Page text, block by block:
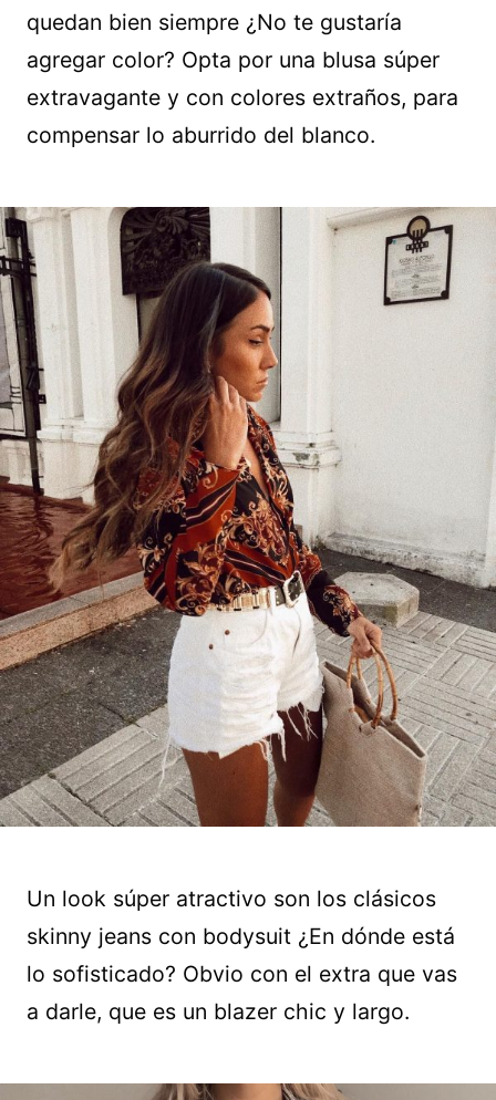
quedan bien siempre ¿No te gustaría
agregar color? Opta por una blusa súper
extravagante y con colores extraños, para
compensar lo aburrido del blanco.
Un look súper atractivo son los clásicos
skinny jeans con bodysuit ¿En dónde está
lo sofisticado? Obvio con el extra que vas
a darle, que es un blazer chic y largo.